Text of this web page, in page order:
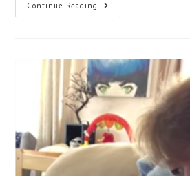
Continue Reading Forget
Flashcards
Your
Kid!